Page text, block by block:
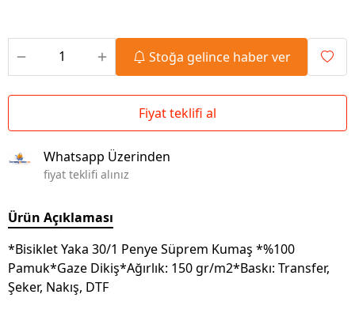
Stoğa gelince haber ver
Fiyat teklifi al
Whatsapp Üzerinden
fiyat teklifi alınız
Ürün Açıklaması
*Bisiklet Yaka 30/1 Penye Süprem Kumaş *%100
Pamuk*Gaze Dikiş*Ağırlık: 150 gr/m2*Baskı: Transfer,
Şeker, Nakış, DTF